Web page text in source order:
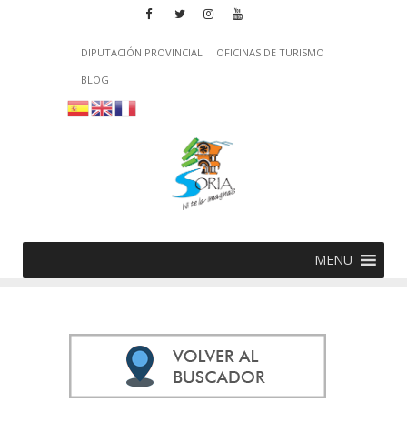
DIPUTACIÓN PROVINCIAL
OFICINAS DE TURISMO
BLOG
MENU